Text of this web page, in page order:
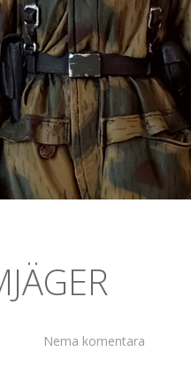
Nema komentara